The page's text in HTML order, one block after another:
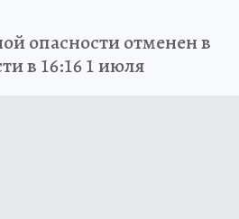
опасности отменен в
в 16:16 1 июля